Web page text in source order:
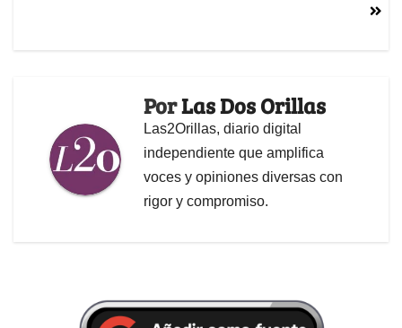
PorLas Dos Orillas
Las2Orillas, diario digital
independiente que amplifica
voces y opiniones diversas con
rigor y compromiso.